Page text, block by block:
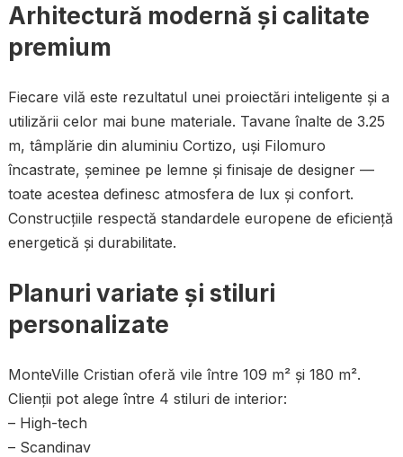
Arhitectură modernă și calitate
premium
Fiecare vilă este rezultatul unei proiectări inteligente și a
utilizării celor mai bune materiale. Tavane înalte de 3.25
m, tâmplărie din aluminiu Cortizo, uși Filomuro
încastrate, șeminee pe lemne și finisaje de designer —
toate acestea definesc atmosfera de lux și confort.
Construcțiile respectă standardele europene de eficiență
energetică și durabilitate.
Planuri variate și stiluri
personalizate
MonteVille Cristian oferă vile între 109 m² și 180 m².
Clienții pot alege între 4 stiluri de interior:
– High-tech
– Scandinav